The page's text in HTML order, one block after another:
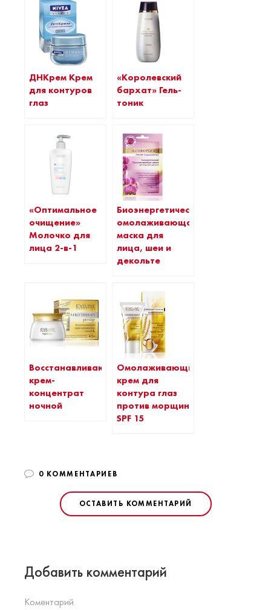
ДНКрем Крем
для контуров
глаз
«Королевский
бархат» Гель-
тоник
«Оптимальное
очищение»
Молочко для
лица 2-в-1
Биоэнергетическая
омолаживающая
маска для
лица, шеи и
декольте
Восстанавливающий
крем-
концентрат
ночной
Омолаживающий
крем для
контура глаз
против морщин
SPF 15
0 КОММЕНТАРИЕВ
ОСТАВИТЬ КОММЕНТАРИЙ
Добавить комментарий
Коментарий